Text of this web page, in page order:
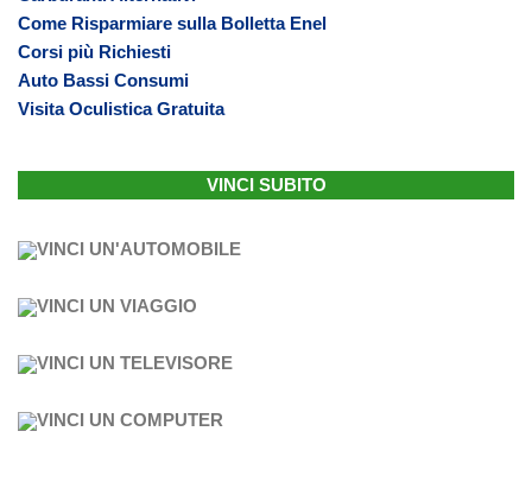
Come Risparmiare sulla Bolletta Enel
Corsi più Richiesti
Auto Bassi Consumi
Visita Oculistica Gratuita
VINCI SUBITO
VINCI UN'AUTOMOBILE
VINCI UN VIAGGIO
VINCI UN TELEVISORE
VINCI UN COMPUTER